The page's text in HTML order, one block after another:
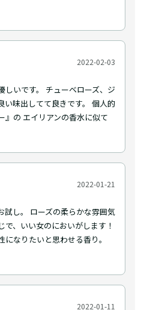
2022-02-03
しいです。 チューベローズ、ジ
い味出してて良きです。 個人的
』の エイリアンの香水に似て
2022-01-21
試し。 ローズの柔らかな雰囲気
で、いい女のにおいがします！
なりたいと思わせる香り。
2022-01-11